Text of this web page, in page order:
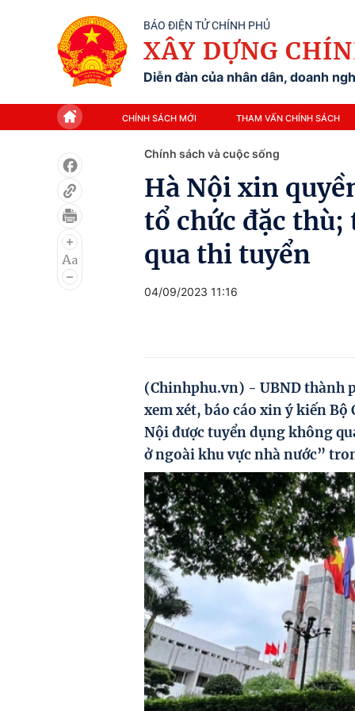
BÁO ĐIỆN TỬ CHÍNH PHỦ
XÂY DỰNG
Diễn đàn của nhân dân, doanh
CHÍNH SÁCH MỚI THAM VẤN CHÍNH SÁCH
Chính sách và cuộc sống
Hà Nội xin
tổ chức đặc
qua thi tuyển
04/09/2023 11:16
(Chinhphu.vn) - UBND thành
xem xét, báo cáo xin ý kiến
Nội được tuyển dụng không
ở ngoài khu vực nhà nước”